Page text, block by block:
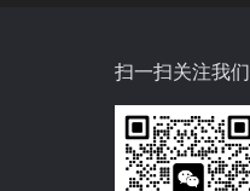
扫一扫关注我们